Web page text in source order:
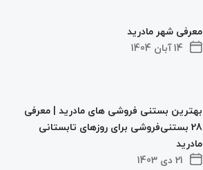
14 آبان 1404
معرفی شهر مادرید
21 دی 1403
بهترین بستنی فروشی های مادرید | معرفی
28 بستنی‌فروشی برای روزهای تابستانی
مادرید